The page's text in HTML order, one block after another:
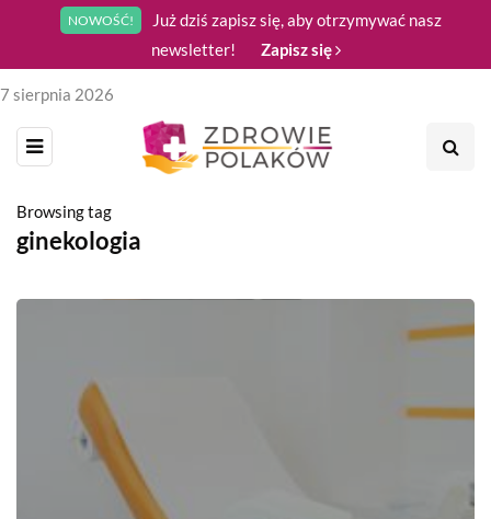
NOWOŚĆ!
Już dziś zapisz się, aby otrzymywać nasz
newsletter!
Zapisz się
7 sierpnia 2026
Browsing tag
ginekologia